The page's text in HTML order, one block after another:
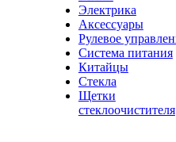
Электрика
Аксессуары
Рулевое
Система питания
Китайцы
Стекла
Щетки
стеклоочистителя